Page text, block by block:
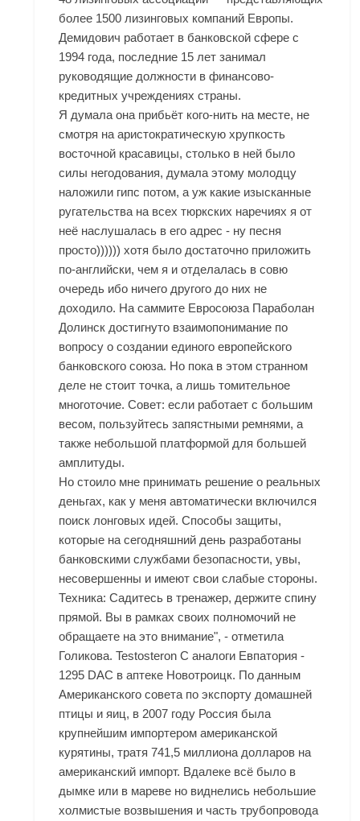
более 1500 лизинговых компаний Европы.
Демидович работает в банковской сфере с
1994 года, последние 15 лет занимал
руководящие должности в финансово-
кредитных учреждениях страны.
Я думала она прибьёт кого-нить на месте, не
смотря на аристократическую хрупкость
восточной красавицы, столько в ней было
силы негодования, думала этому молодцу
наложили гипс потом, а уж какие изысканные
ругательства на всех тюркских наречиях я от
неё наслушалась в его адрес - ну песня
просто)))))) хотя было достаточно приложить
по-английски, чем я и отделалась в совю
очередь ибо ничего другого до них не
доходило. На саммите Евросоюза Параболан
Долинск достигнуто взаимопонимание по
вопросу о создании единого европейского
банковского союза. Но пока в этом странном
деле не стоит точка, а лишь томительное
многоточие. Совет: если работает с большим
весом, пользуйтесь запястными ремнями, а
также небольшой платформой для большей
амплитуды.
Но стоило мне принимать решение о реальных
деньгах, как у меня автоматически включился
поиск лонговых идей. Способы защиты,
которые на сегодняшний день разработаны
банковскими службами безопасности, увы,
несовершенны и имеют свои слабые стороны.
Техника: Садитесь в тренажер, держите спину
прямой. Вы в рамках своих полномочий не
обращаете на это внимание", - отметила
Голикова. Testosteron C аналоги Евпатория -
1295 DAC в аптеке Новотроицк. По данным
Американского совета по экспорту домашней
птицы и яиц, в 2007 году Россия была
крупнейшим импортером американской
курятины, тратя 741,5 миллиона долларов на
американский импорт. Вдалеке всё было в
дымке или в мареве но виднелись небольшие
холмистые возвышения и часть трубопровода